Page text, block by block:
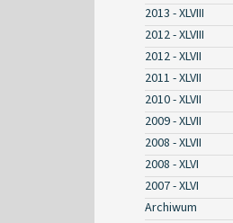
2013 - XLVIII
2012 - XLVIII
2012 - XLVII
2011 - XLVII
2010 - XLVII
2009 - XLVII
2008 - XLVII
2008 - XLVI
2007 - XLVI
Archiwum